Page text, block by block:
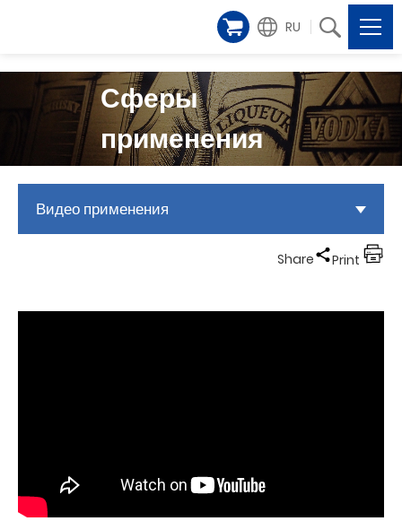
RU
Сферы
применения
Видео применения
Share Print